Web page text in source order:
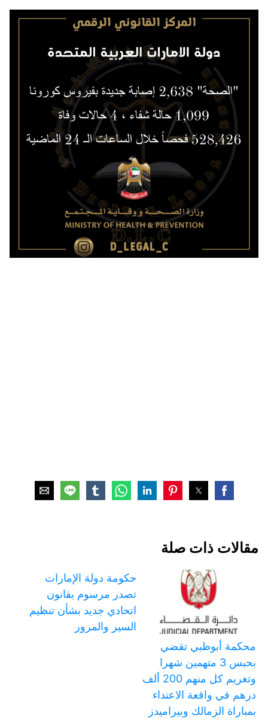
مقالات ذات صلة
محكمة أبوظبي تقضي
بحبس 3 متهمين شهرا
وتغريم كل منهم 200 ألف
درهم في واقعة الاعتداء
بمباراة الزمالك وبيراميدز
حكومة دولة الإمارات
تصدر مرسوم بقانون
اتحادي جديد بشأن تنظيم
السير والمرور